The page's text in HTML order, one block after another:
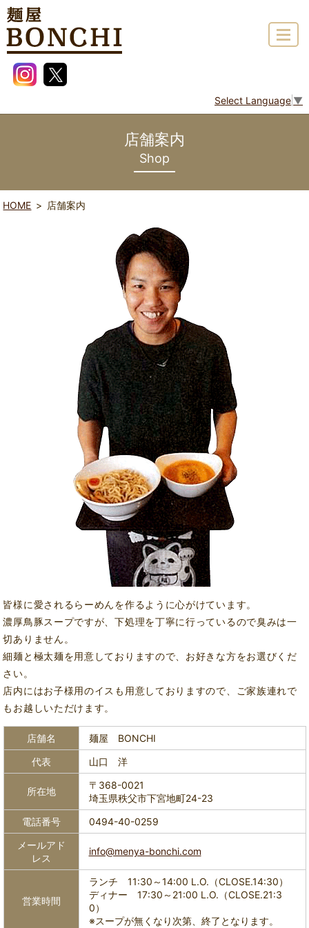
InstagramTwitter
Select Language ▼
店舗案内
Shop
HOME 店舗案内
皆様に愛されるらーめんを作るように心がけています。
濃厚鳥豚スープですが、下処理を丁寧に行っているので臭みは一
切ありません。
細麺と極太麺を用意しておりますので、お好きな方をお選びくだ
さい。
店内にはお子様用のイスも用意しておりますので、ご家族連れで
もお越しいただけます。
店舗名
麺屋 BONCHI
代表
山口 洋
所在地
〒368-0021
埼玉県秩父市下宮地町24-23
電話番号
0494-40-0259
メールアド
レス
info@menya-bonchi.com
営業時間
ランチ 11:30～14:00 L.O.（CLOSE.14:30）
ディナー 17:30～21:00 L.O.（CLOSE.21:3
0）
※スープが無くなり次第、終了となります。